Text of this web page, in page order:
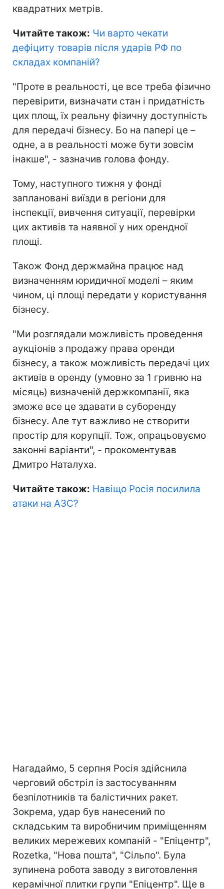
квадратних метрів.
Читайте також: Чи варто чекати
дефіциту товарів після ударів РФ по
складах компаній?
"Проте в реальності, це все треба фізично
перевірити, визначати стан і придатність
цих площ, їх реальну фізичну доступність
для передачі бізнесу. Бо на папері це –
одне, а в реальності може бути зовсім
інакше", - зазначив голова фонду.
Тому, наступного тижня у фонді
заплановані виїзди в регіони для
інспекції, вивчення ситуації, перевірки
цих активів та наявної у них орендної
площі.
Також Фонд держмайна працює над
визначенням юридичної моделі – яким
чином, ці площі передати у користування
бізнесу.
"Ми розглядали можливість проведення
аукціонів з продажу права оренди
бізнесу, а також можливість передачі цих
активів в оренду (умовно за 1 гривню на
місяць) визначеній держкомпанії, яка
зможе все це здавати в суборенду
бізнесу. Але тут важливо не створити
простір для корупції. Тож, опрацьовуємо
законні варіанти", - прокоментував
Дмитро Наталуха.
Читайте також: Навіщо Росія посилила
атаки на АЗС?
Нагадаймо, 5 серпня Росія здійснила
черговий обстріл із застосуванням
безпілотників та балістичних ракет.
Зокрема, удар був нанесений по
складським та виробничим приміщенням
великих мережевих компаній - "Епіцентр",
Rozetka, "Нова пошта", "Сільпо". Була
зупинена робота заводу з виготовлення
керамічної плитки групи "Епіцентр". Ще в